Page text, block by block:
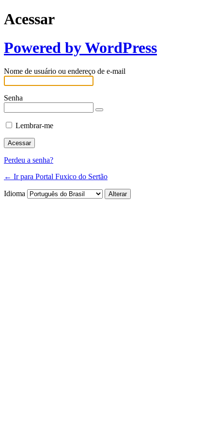
Acessar
Powered by WordPress
Nome de usuário ou endereço de e-mail
Senha
Lembrar-me
Perdeu a senha?
← Ir para Portal Fuxico do Sertão
Idioma